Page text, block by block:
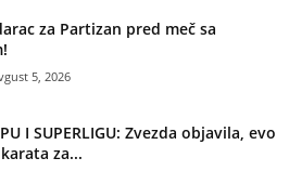
za Partizan pred meč sa
5, 2026
I SUPERLIGU: Zvezda objavila, evo
za...